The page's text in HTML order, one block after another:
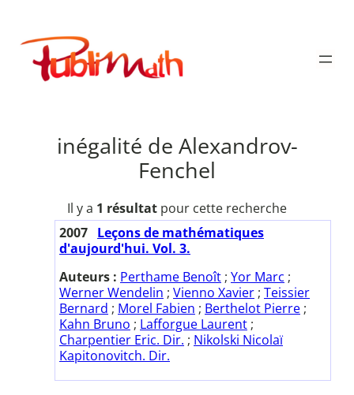
contenu
Publimath
inégalité de Alexandrov-
Fenchel
Il y a 1 résultat pour cette recherche
2007 Leçons de mathématiques
d'aujourd'hui. Vol. 3.
Auteurs : Perthame Benoît ; Yor Marc ;
Werner Wendelin ; Vienno Xavier ; Teissier
Bernard ; Morel Fabien ; Berthelot Pierre ;
Kahn Bruno ; Lafforgue Laurent ;
Charpentier Eric. Dir. ; Nikolski Nicolaï
Kapitonovitch. Dir.